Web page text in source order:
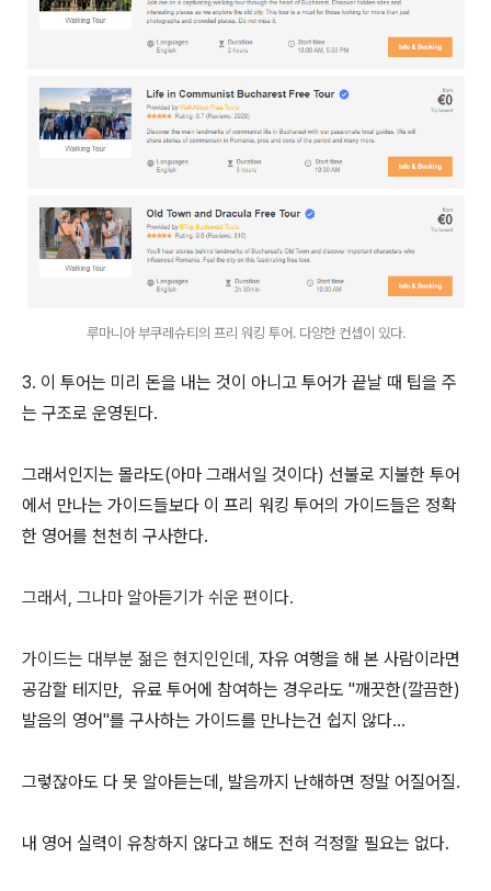
루마니아 부쿠레슈티의 프리 워킹 투어. 다양한 컨셉이 있다.
3. 이 투어는 미리 돈을 내는 것이 아니고 투어가 끝날 때 팁을 주
는 구조로 운영된다.
그래서인지는 몰라도(아마 그래서일 것이다) 선불로 지불한 투어
에서 만나는 가이드들보다 이 프리 워킹 투어의 가이드들은 정확
한 영어를 천천히 구사한다.
그래서, 그나마 알아듣기가 쉬운 편이다.
가이드는 대부분 젊은 현지인인데, 자유 여행을 해 본 사람이라면
공감할 테지만, 유료 투어에 참여하는 경우라도 "깨끗한(깔끔한)
발음의 영어"를 구사하는 가이드를 만나는건 쉽지 않다...
그렇잖아도 다 못 알아듣는데, 발음까지 난해하면 정말 어질어질.
내 영어 실력이 유창하지 않다고 해도 전혀 걱정할 필요는 없다.